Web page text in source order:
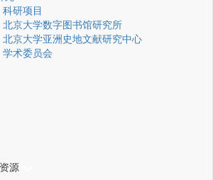
科研项目
北京大学数字图书馆研究所
北京大学亚洲史地文献研究中心
学术委员会
源